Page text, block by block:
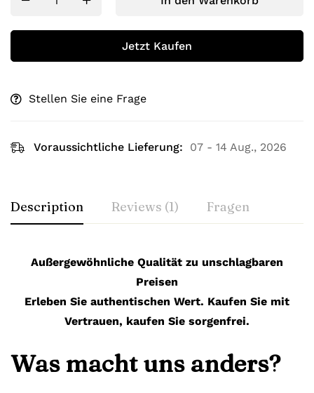
Jetzt Kaufen
Stellen Sie eine Frage
Voraussichtliche Lieferung: 07 - 14 Aug., 2026
Description Reviews (1) Fragen
Außergewöhnliche Qualität zu unschlagbaren
Preisen
Erleben Sie authentischen Wert. Kaufen Sie mit
Vertrauen, kaufen Sie sorgenfrei.
Was macht uns anders?